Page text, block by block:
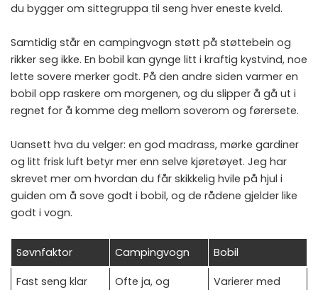
du bygger om sittegruppa til seng hver eneste kveld.
Samtidig står en campingvogn støtt på støttebein og
rikker seg ikke. En bobil kan gynge litt i kraftig kystvind, noe
lette sovere merker godt. På den andre siden varmer en
bobil opp raskere om morgenen, og du slipper å gå ut i
regnet for å komme deg mellom soverom og førersete.
Uansett hva du velger: en god madrass, mørke gardiner
og litt frisk luft betyr mer enn selve kjøretøyet. Jeg har
skrevet mer om hvordan du får skikkelig hvile på hjul i
guiden om å sove godt i bobil, og de rådene gjelder like
godt i vogn.
Søvnfaktor Campingvogn Bobil
Fast seng klar
Ofte ja, og
Varierer med